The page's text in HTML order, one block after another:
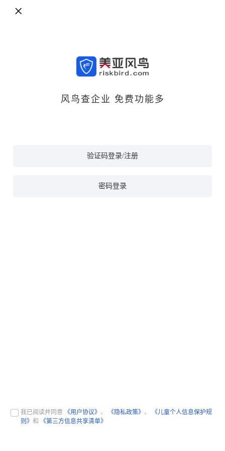
风鸟查企业 免费功能多
验证码登录/注册
密码登录
我已阅读并同意 《用户协议》 、 《隐私政策》 、
《儿童个人信息保护规
则》和 《第三方信息共享清单》